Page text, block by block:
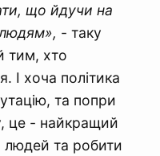
що йдучи на
- таку
тим, хто
І хоча політика
та попри
це - найкращий
людей та робити